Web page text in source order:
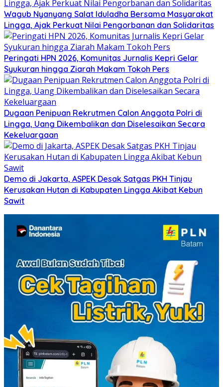
Wagub Nyanyang Salat Iduladha Bersama Masyarakat
Lingga, Ajak Perkuat Nilai Pengorbanan dan Solidaritas
Peringati HPN 2026, Komunitas Jurnalis Kepri Gelar
Syukuran hingga Ziarah Makam Tokoh Pers
Dugaan Penipuan Rekrutmen Calon Anggota Polri di
Lingga, Uang Dikembalikan dan Diselesaikan Secara
Kekeluargaan
Demo di Jakarta, ASPEK Desak Satgas PKH Tinjau
Kerusakan Hutan di Kabupaten Lingga Akibat Kebun
Sawit